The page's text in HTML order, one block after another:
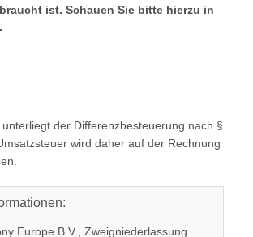
ist. Schauen Sie bitte hierzu in
unterliegt der Differenzbesteuerung nach §
wird daher auf der Rechnung
Europe B.V., Zweigniederlassung